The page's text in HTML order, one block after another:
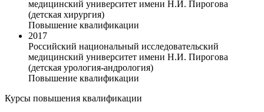
медицинский университет имени Н.И. Пирогова
(детская хирургия)
Повышение квалификации
2017
Российский национальный исследовательский
медицинский университет имени Н.И. Пирогова
(детская урология-андрология)
Повышение квалификации
Курсы повышения квалификации